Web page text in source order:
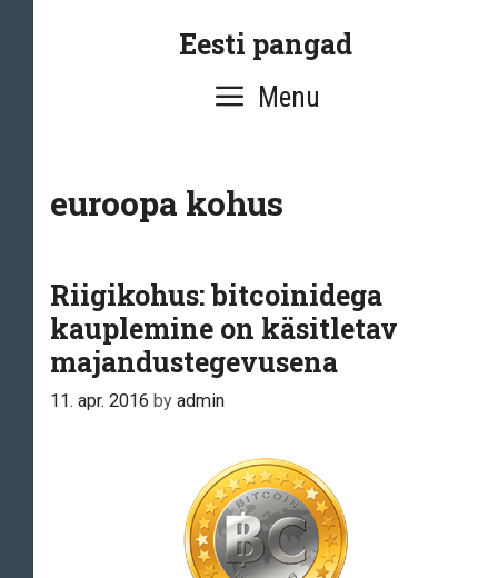
Eesti pangad
Menu
euroopa kohus
Riigikohus: bitcoinidega
kauplemine on käsitletav
majandustegevusena
11. apr. 2016 by admin